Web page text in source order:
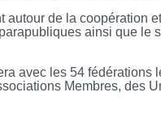
autour de la coopération
ainsi que le
avec les 54 fédérations
Membres, des